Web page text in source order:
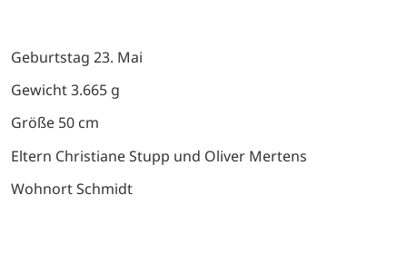
Geburtstag 23. Mai
Gewicht 3.665 g
Größe 50 cm
Eltern Christiane Stupp und Oliver Mertens
Wohnort Schmidt